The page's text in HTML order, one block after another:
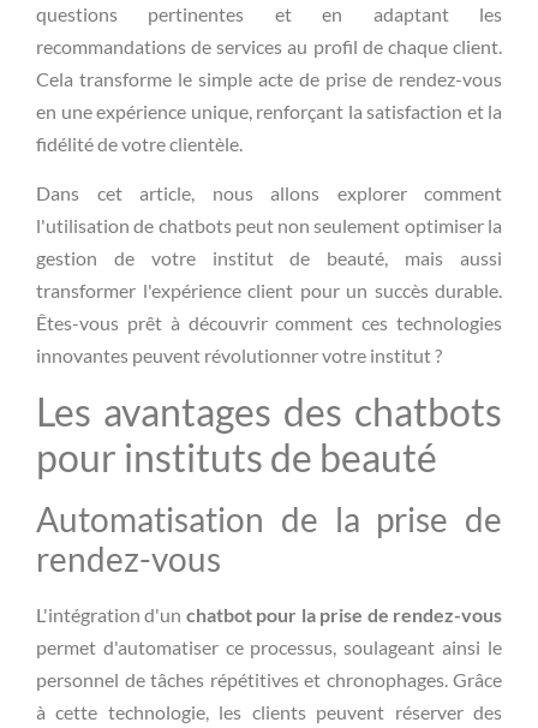
questions pertinentes et en adaptant les
recommandations de services au profil de chaque client.
Cela transforme le simple acte de prise de rendez-vous
en une expérience unique, renforçant la satisfaction et la
fidélité de votre clientèle.
Dans cet article, nous allons explorer comment
l'utilisation de chatbots peut non seulement optimiser la
gestion de votre institut de beauté, mais aussi
transformer l'expérience client pour un succès durable.
Êtes-vous prêt à découvrir comment ces technologies
innovantes peuvent révolutionner votre institut ?
Les avantages des chatbots
pour instituts de beauté
Automatisation de la prise de
rendez-vous
L'intégration d'un chatbot pour la prise de rendez-vous
permet d'automatiser ce processus, soulageant ainsi le
personnel de tâches répétitives et chronophages. Grâce
à cette technologie, les clients peuvent réserver des